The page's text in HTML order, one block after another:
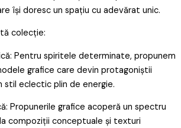
își doresc un spațiu cu adevărat unic.
colecție:
Pentru spiritele determinate, propunem
grafice care devin protagoniștii
stil eclectic plin de energie.
Propunerile grafice acoperă un spectru
compoziții conceptuale și texturi